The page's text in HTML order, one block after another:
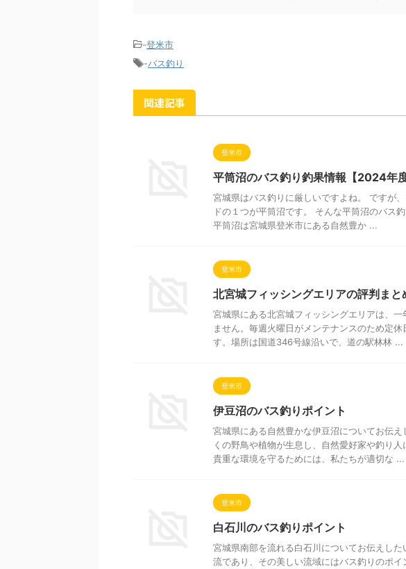
-登米市
-バス釣り
関連記事
登米市
平筒沼のバス釣り釣果情報【2024年度
宮城県はバス釣りに厳しいですよね。 ですが
ドの１つが平筒沼です。 そんな平筒沼のバス
平筒沼は宮城県登米市にある自然豊か ...
登米市
北宮城フィッシングエリアの評判まと
宮城県にある北宮城フィッシングエリアは、
ません。毎週火曜日がメンテナンスのため定
す。場所は国道346号線沿いで、道の駅林林 ...
登米市
伊豆沼のバス釣りポイント
宮城県にある自然豊かな伊豆沼についてお伝
くの野鳥や植物が生息し、自然愛好家や釣り
貴重な環境を守るためには、私たちが適切な ...
登米市
白石川のバス釣りポイント
宮城県南部を流れる白石川についてお伝えし
流であり、その美しい流域にはバス釣りのポ